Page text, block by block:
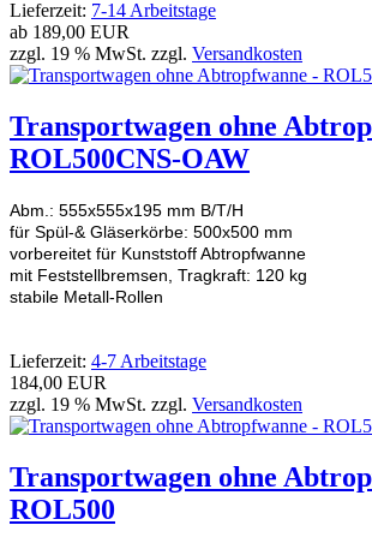
Lieferzeit: 7-14 Arbeitstage
ab 189,00 EUR
zzgl. 19 % MwSt. zzgl. Versandkosten
Transportwagen ohne
ROL500CNS-OAW
Abm.: 555x555x195 mm B/T/H
für Spül-& Gläserkörbe: 500x500 mm
vorbereitet für Kunststoff Abtropfwanne
mit Feststellbremsen, Tragkraft: 120 kg
stabile Metall-Rollen
Lieferzeit: 4-7 Arbeitstage
184,00 EUR
zzgl. 19 % MwSt. zzgl. Versandkosten
Transportwagen ohne
ROL500